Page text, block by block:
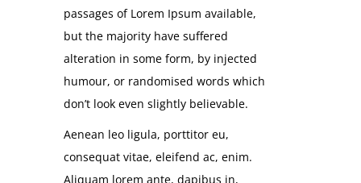
passages of Lorem Ipsum available,
but the majority have suffered
alteration in some form, by injected
humour, or randomised words which
don’t look even slightly believable.
Aenean leo ligula, porttitor eu,
consequat vitae, eleifend ac, enim.
Aliquam lorem ante, dapibus in,